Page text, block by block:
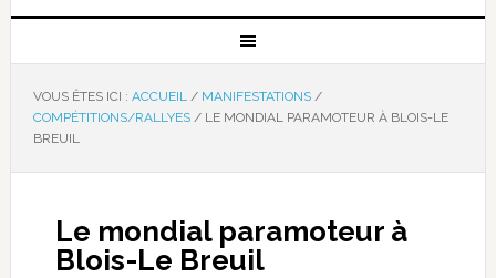
VOUS ÊTES ICI : ACCUEIL / MANIFESTATIONS /
COMPÉTITIONS/RALLYES /LE MONDIAL PARAMOTEUR À BLOIS-LE
BREUIL
Le mondial paramoteur à
Blois-Le Breuil